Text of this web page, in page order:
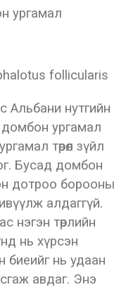
ургамал
follicularis
Альбани нутгийн
домбон ургамал
төрөл зүйл
Бусад домбон
дотроо борооны
алдаггүй.
нэгэн төрлийн
нь хүрсэн
биеийг нь удаан
авдаг. Энэ